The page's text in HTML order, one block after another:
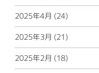
2025年4月 (24)
2025年3月 (21)
2025年2月 (18)